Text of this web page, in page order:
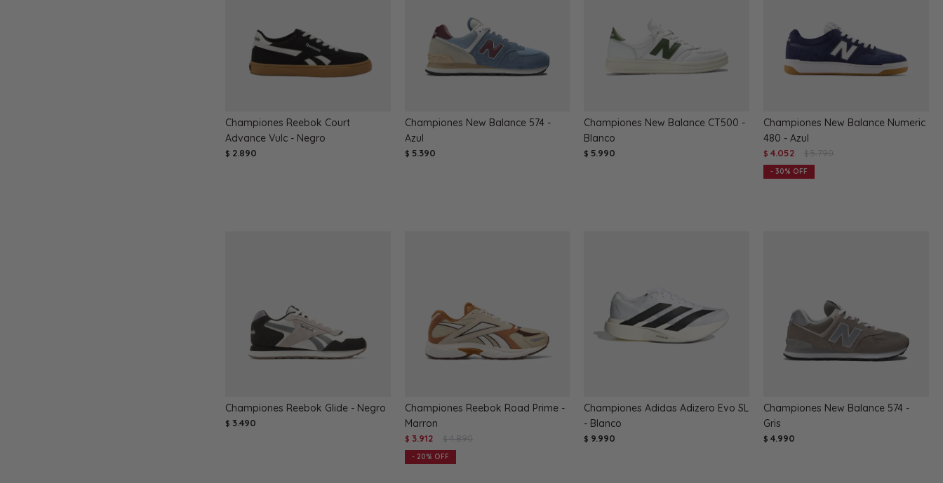
Championes Reebok Court
Advance Vulc - Negro
$ 2.890
Championes New Balance 574 -
Azul
$ 5.390
Championes New Balance CT500 -
Blanco
$ 5.990
Championes New Balance Numeric
480 - Azul
$ 4.052 $ 5.790
30
Championes Reebok Glide - Negro
$ 3.490
Championes Reebok Road Prime -
Marron
$ 3.912 $ 4.890
20
Championes Adidas Adizero Evo SL
- Blanco
$ 9.990
Championes New Balance 574 -
Gris
$ 4.990